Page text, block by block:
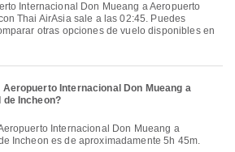
Thai AirAsia sale a las 02:45. Puedes
otras opciones de vuelo disponibles en
Internacional Don Mueang a
Incheon?
Incheon es de aproximadamente 5h 45m.